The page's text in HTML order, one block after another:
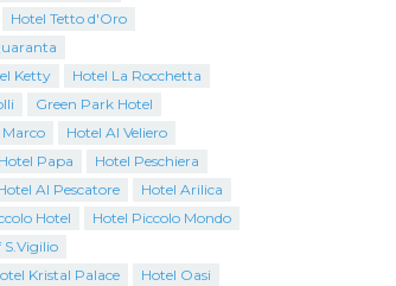
Hotel Tetto d'Oro
Ketty
Hotel La Rocchetta
Green Park Hotel
Marco
Hotel Al Veliero
Hotel Papa
Hotel Peschiera
Al Pescatore
Hotel Arilica
Hotel
Hotel Piccolo Mondo
Kristal Palace
Hotel Oasi